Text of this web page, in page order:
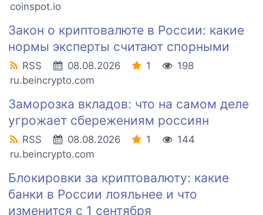
coinspot.io
Закон о криптовалюте в России: какие
нормы эксперты считают спорными
RSS 08.08.2026 1
198
ru.beincrypto.com
Заморозка вкладов: что на самом деле
угрожает сбережениям россиян
RSS 08.08.2026 1
144
ru.beincrypto.com
Блокировки за криптовалюту: какие
банки в России лояльнее и что
изменится с 1 сентября